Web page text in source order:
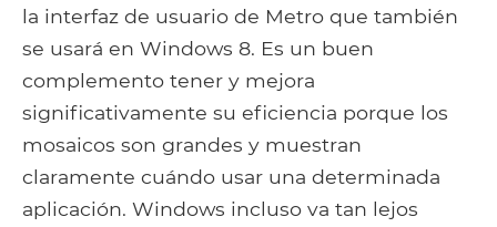
la interfaz de usuario de Metro que también
se usará en Windows 8. Es un buen
complemento tener y mejora
significativamente su eficiencia porque los
mosaicos son grandes y muestran
claramente cuándo usar una determinada
aplicación. Windows incluso va tan lejos